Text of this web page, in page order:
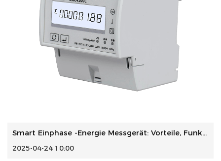
Smart Einphase -Energie Messgerät: Vorteile, Funktionen un...
2025-04-24 10:00